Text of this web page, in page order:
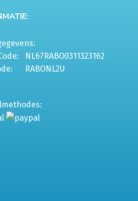
NL67RABO0311323162
RABONL2U